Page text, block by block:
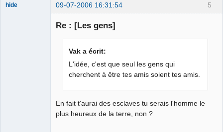
5
hide 09-07-2006 16:31:54
Re : [Les gens]
Vak a écrit:
L'idée, c'est que seul les gens qui
cherchent à être tes amis soient tes amis.
En fait t'aurai des esclaves tu serais l'homme le
plus heureux de la terre, non ?